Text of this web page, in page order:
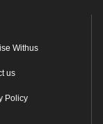
Withus
us
Policy